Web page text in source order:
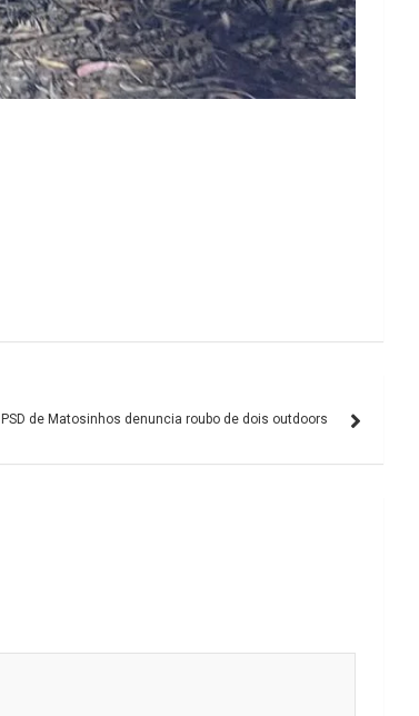
PSD de Matosinhos denuncia roubo de dois outdoors